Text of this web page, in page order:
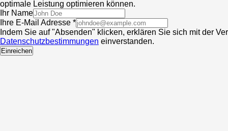
optimale Leistung optimieren können.
Ihr Name
Ihre E-Mail Adresse *
Indem Sie auf "Absenden" klicken, erklären Sie sich mit der
Datenschutzbestimmungen einverstanden.